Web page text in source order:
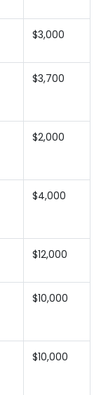
$3,000
$3,700
$2,000
$4,000
$12,000
$10,000
$10,000